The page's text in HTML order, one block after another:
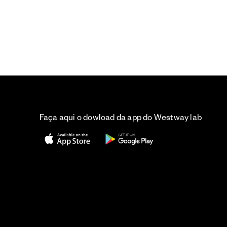
Faça aqui o dowload da app do Westway lab